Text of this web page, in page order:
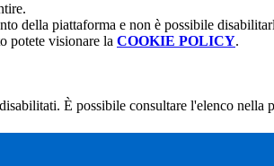
della piattaforma e non è possibile
potete visionare la COOKIE POLICY.
È possibile consultare l'elenco nella